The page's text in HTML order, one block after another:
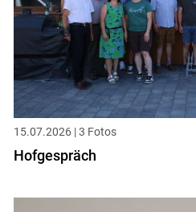
15.07.2026 | 3 Fotos
Hofgespräch